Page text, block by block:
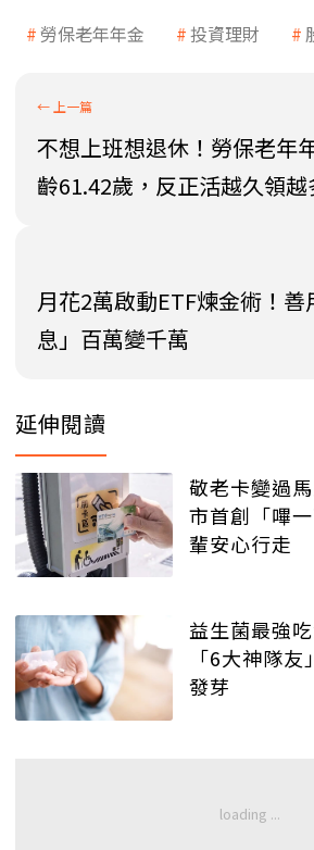
勞保老年年金 投資理財
不想上班想退休！勞保老年
齡61.42歲，反正活越久領越
月花2萬啟動ETF煉金術！善
息」百萬變千萬
延伸閱讀
敬老卡變過
市首創「嗶
輩安心行走
益生菌最強
「6大神隊
發芽